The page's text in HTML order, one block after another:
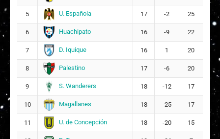
9
6
2
1
Fernanda Carolina Álvarez Ortega
2
2
Gali Espinoza Weinstein
5 U. Española 17 -2 25
6 Huachipato 16 -9 22
7 D. Iquique 16 1 20
8 Palestino 17 -6 20
9 S. Wanderers 18 -12 17
10 Magallanes 18 -25 17
11 U. de Concepción 18 -20 15